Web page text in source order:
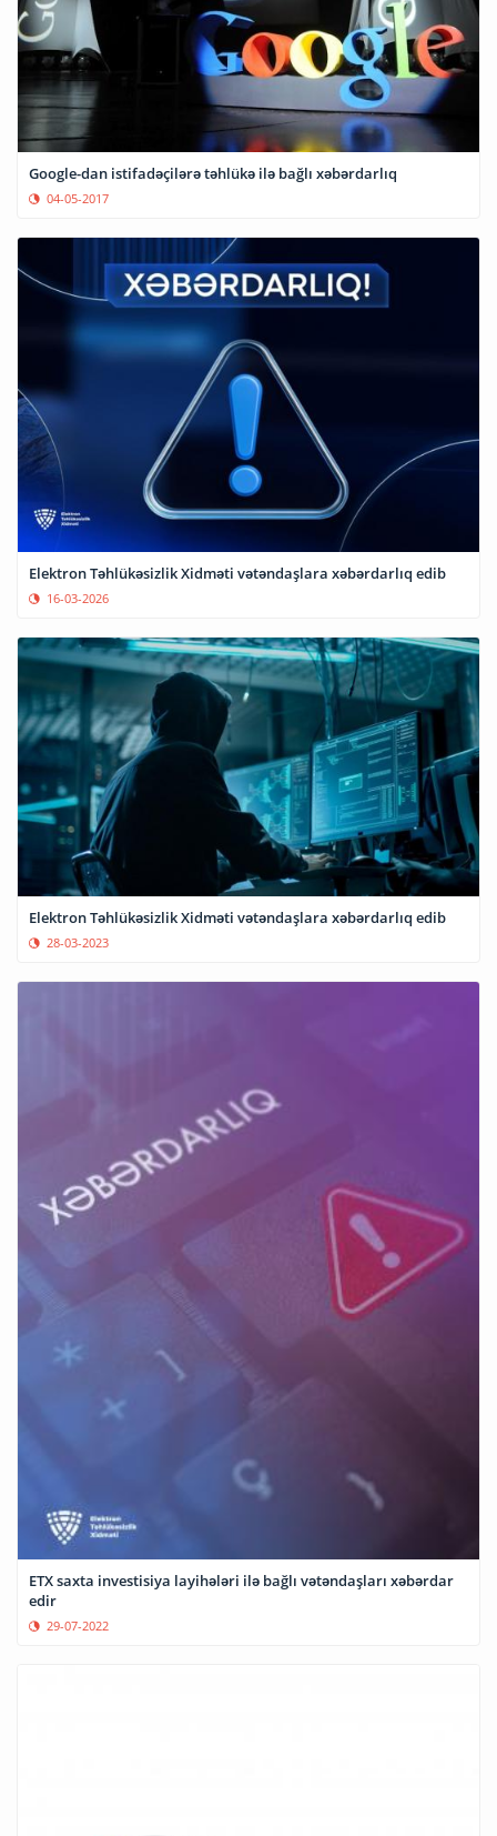
Google-dan istifadəçilərə təhlükə ilə bağlı xəbərdarlıq
04-05-2017
Elektron Təhlükəsizlik Xidməti vətəndaşlara xəbərdarlıq edib
16-03-2026
Elektron Təhlükəsizlik Xidməti vətəndaşlara xəbərdarlıq edib
28-03-2023
ETX saxta investisiya layihələri ilə bağlı vətəndaşları xəbərdar
edir
29-07-2022